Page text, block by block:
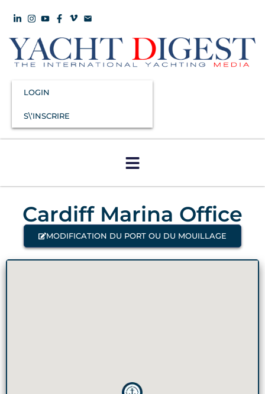
LOGIN
S\’INSCRIRE
Cardiff Marina Office
MODIFICATION DU PORT OU DU MOUILLAGE